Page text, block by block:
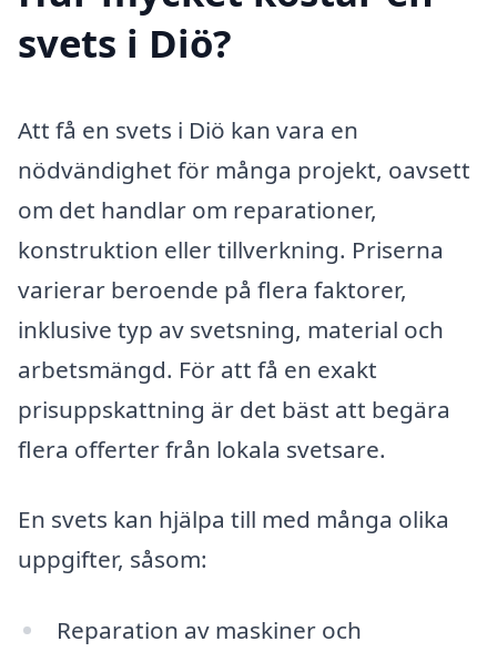
svets i Diö?
Att få en svets i Diö kan vara en
nödvändighet för många projekt, oavsett
om det handlar om reparationer,
konstruktion eller tillverkning. Priserna
varierar beroende på flera faktorer,
inklusive typ av svetsning, material och
arbetsmängd. För att få en exakt
prisuppskattning är det bäst att begära
flera offerter från lokala svetsare.
En svets kan hjälpa till med många olika
uppgifter, såsom:
Reparation av maskiner och